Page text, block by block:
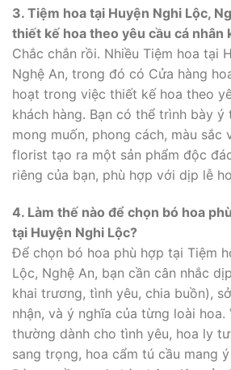
3. Tiệm hoa tại Huyện Nghi Lộc,
thiết kế hoa theo yêu cầu cá nhân
Chắc chắn rồi. Nhiều Tiệm hoa tại
Nghệ An, trong đó có Cửa hàng
hoạt trong việc thiết kế hoa theo
khách hàng. Bạn có thể trình bày ý
mong muốn, phong cách, màu sắc
florist tạo ra một sản phẩm độc
riêng của bạn, phù hợp với dịp lễ
4. Làm thế nào để chọn bó hoa
tại Huyện Nghi Lộc?
Để chọn bó hoa phù hợp tại Tiệm
Lộc, Nghệ An, bạn cần cân nhắc
khai trương, tình yêu, chia buồn),
nhận, và ý nghĩa của từng loài hoa.
thường dành cho tình yêu, hoa ly
sang trọng, hoa cẩm tú cầu mang